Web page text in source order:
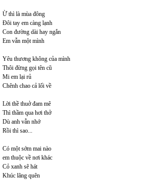
Ừ thì là mùa đông
Đôi tay em càng lạnh
Con đường dài hay ngắn
Em vẫn một mình
Yêu thương không của mình
Thôi đừng gọi tên cũ
Mi em lại rủ
Chênh chao cả lối về
Lời thề thuở đam mê
Thì thầm qua hơi thở
Dù anh vẫn nhớ
Rồi thì sao...
Có một sớm mai nào
em thuộc về nơi khác
Cỏ xanh sẽ hát
Khúc lãng quên